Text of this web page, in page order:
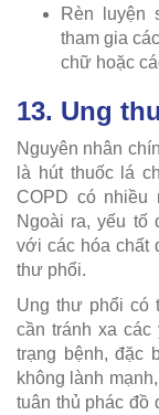
Rèn luyện
tham gia
chữ hoặc
13. Ung
Nguyên nhân
là hút thuốc lá
COPD có nhiều
Ngoài ra, yếu tố
với các hóa chất
thư phổi.
Ung thư phổi có
cần tránh xa
trạng bệnh, đặc
không lành
tuân thủ phác đồ